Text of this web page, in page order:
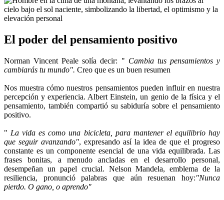
El poder del pensamiento positivo
Norman Vincent Peale solía decir: " Cambia tus pensamientos y
cambiarás tu mundo". Creo que es un buen resumen
Nos muestra cómo nuestros pensamientos pueden influir en nuestra
percepción y experiencia. Albert Einstein, un genio de la física y el
pensamiento, también compartió su sabiduría sobre el pensamiento
positivo.
" La vida es como una bicicleta, para mantener el equilibrio hay
que seguir avanzando", expresando así la idea de que el progreso
constante es un componente esencial de una vida equilibrada. Las
frases bonitas, a menudo ancladas en el desarrollo personal,
desempeñan un papel crucial. Nelson Mandela, emblema de la
resiliencia, pronunció palabras que aún resuenan hoy:"Nunca
pierdo. O gano, o aprendo"